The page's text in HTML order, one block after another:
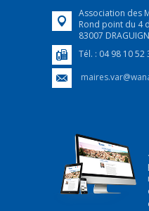
Association des
Rond point du 4
83007
Tél. : 04 98 10 52